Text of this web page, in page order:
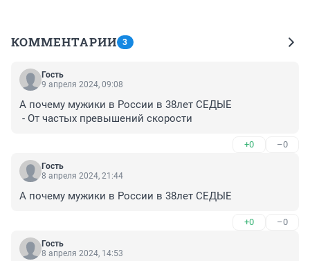
КОММЕНТАРИИ 3
Гость
9 апреля 2024, 09:08
А почему мужики в России в 38лет СЕДЫЕ
- От частых превышений скорости
+0 –0
Гость
8 апреля 2024, 21:44
А почему мужики в России в 38лет СЕДЫЕ
+0 –0
Гость
8 апреля 2024, 14:53